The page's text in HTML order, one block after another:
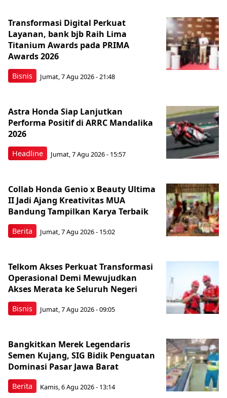
Bisnis
Transformasi Digital Perkuat
Layanan, bank bjb Raih Lima
Titanium Awards pada PRIMA
Awards 2026
Jumat, 7 Agu 2026 - 21:48
Headline
Astra Honda Siap Lanjutkan
Performa Positif di ARRC Mandalika
2026
Jumat, 7 Agu 2026 - 15:57
Berita
Collab Honda Genio x Beauty Ultima
II Jadi Ajang Kreativitas MUA
Bandung Tampilkan Karya Terbaik
Jumat, 7 Agu 2026 - 15:02
Bisnis
Telkom Akses Perkuat Transformasi
Operasional Demi Mewujudkan
Akses Merata ke Seluruh Negeri
Jumat, 7 Agu 2026 - 09:05
Berita
Bangkitkan Merek Legendaris
Semen Kujang, SIG Bidik Penguatan
Dominasi Pasar Jawa Barat
Kamis, 6 Agu 2026 - 13:14